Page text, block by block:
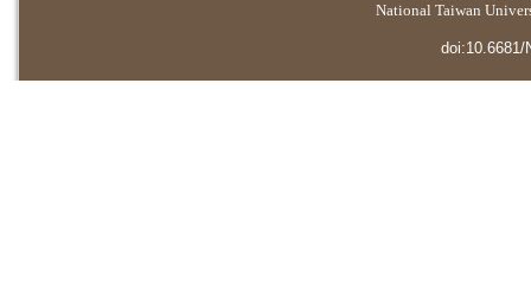
National Taiwan
doi:10.6681/